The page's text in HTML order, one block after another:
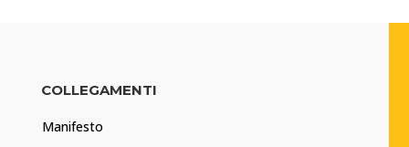
COLLEGAMENTI
Manifesto